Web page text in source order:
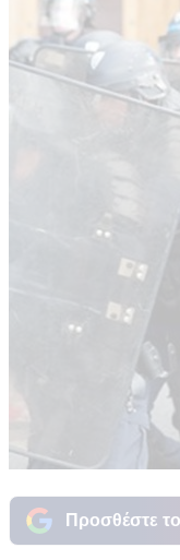
Προσθέστε